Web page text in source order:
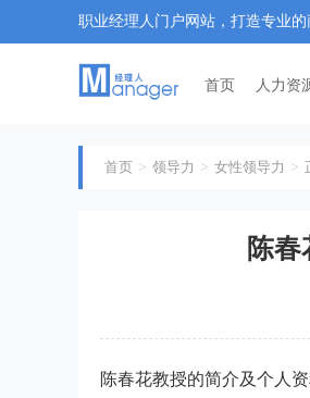
职业经理人门户网站，打造专业
首页 人力资
首页 领导力 女性领导力
陈
陈春花教授的简介及个人